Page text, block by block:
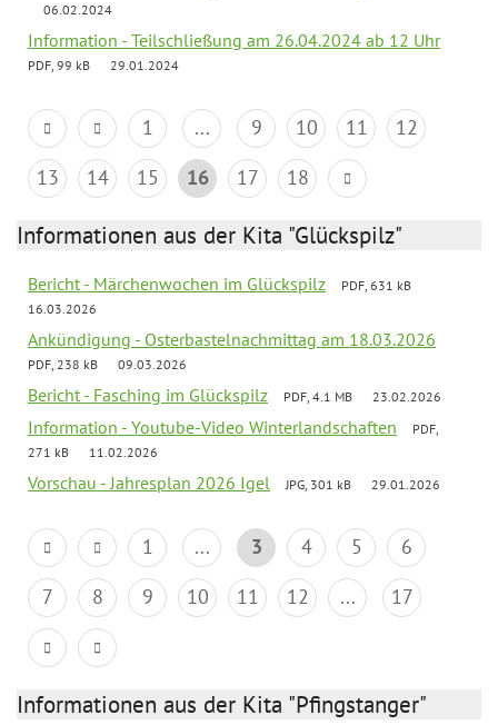
06.02.2024
Information - Teilschließung am 26.04.2024 ab 12 Uhr
PDF, 99 kB 29.01.2024
1 ... 9 10 11
12
13
14 15 16 17 18
Informationen aus der Kita "Glückspilz"
Bericht - Märchenwochen im Glückspilz
PDF, 631 kB
16.03.2026
Ankündigung - Osterbastelnachmittag am 18.03.2026
PDF, 238 kB 09.03.2026
Bericht - Fasching im Glückspilz PDF, 4.1 MB 23.02.2026
Information - Youtube-Video Winterlandschaften
PDF,
271 kB
11.02.2026
Vorschau - Jahresplan 2026 Igel JPG, 301 kB 29.01.2026
1 ... 3 4 5
6
7
8 9 10 11 12 ... 17
Informationen aus der Kita "Pfingstanger"